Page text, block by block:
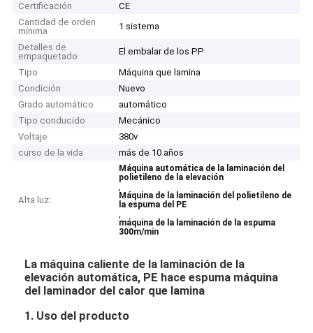
Certificación
CE
Cantidad de orden
mínima
1 sistema
Detalles de
empaquetado
El embalar de los PP
Tipo
Máquina que lamina
Condición
Nuevo
Grado automático
automático
Tipo conducido
Mecánico
Voltaje
380v
curso de la vida
más de 10 años
Alta luz:
Máquina automática de la laminación del
polietileno de la elevación
,
Máquina de la laminación del polietileno de
la espuma del PE
,
máquina de la laminación de la espuma
300m/min
La máquina caliente de la laminación de la
elevación automática, PE hace espuma máquina
del laminador del calor que lamina
1. Uso del producto